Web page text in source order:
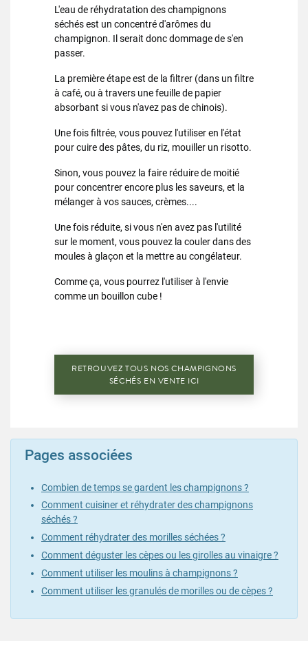
L'eau de réhydratation deschampignons
séchésest un concentré d'arômes du
champignon. Il serait donc dommage de s'en
passer.
La première étape est de la filtrer (dans un filtre
à café, ou à travers une feuille de papier
absorbant si vous n'avez pas de chinois).
Une fois filtrée, vous pouvez l'utiliser en l'état
pour cuire des pâtes, du riz, mouiller un risotto.
Sinon, vous pouvez la faire réduire de moitié
pour concentrer encore plus les saveurs, et la
mélanger à vos sauces, crèmes....
Une fois réduite, si vous n'en avez pas l'utilité
sur le moment, vous pouvez la couler dans des
moules à glaçon et la mettre au congélateur.
Comme ça, vous pourrez l'utiliser à l'envie
comme un bouillon cube !
RETROUVEZ TOUS NOS CHAMPIGNONS
SÉCHÉS EN VENTE ICI
Pages associées
Combien de temps se gardent les champignons ?
Comment cuisiner et réhydrater des champignons
séchés ?
Comment réhydrater des morilles séchées ?
Comment déguster les cèpes ou les girolles au vinaigre ?
Comment utiliser les moulins à champignons ?
Comment utiliser les granulés de morilles ou de cèpes ?